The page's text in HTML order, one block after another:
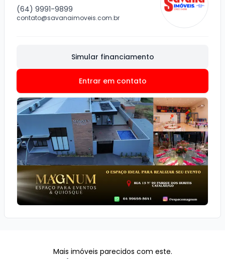
(64) 9991-9899
contato@savanaimoveis.com.br
Simular financiamento
Entrar em contato
Mais imóveis parecidos com este.